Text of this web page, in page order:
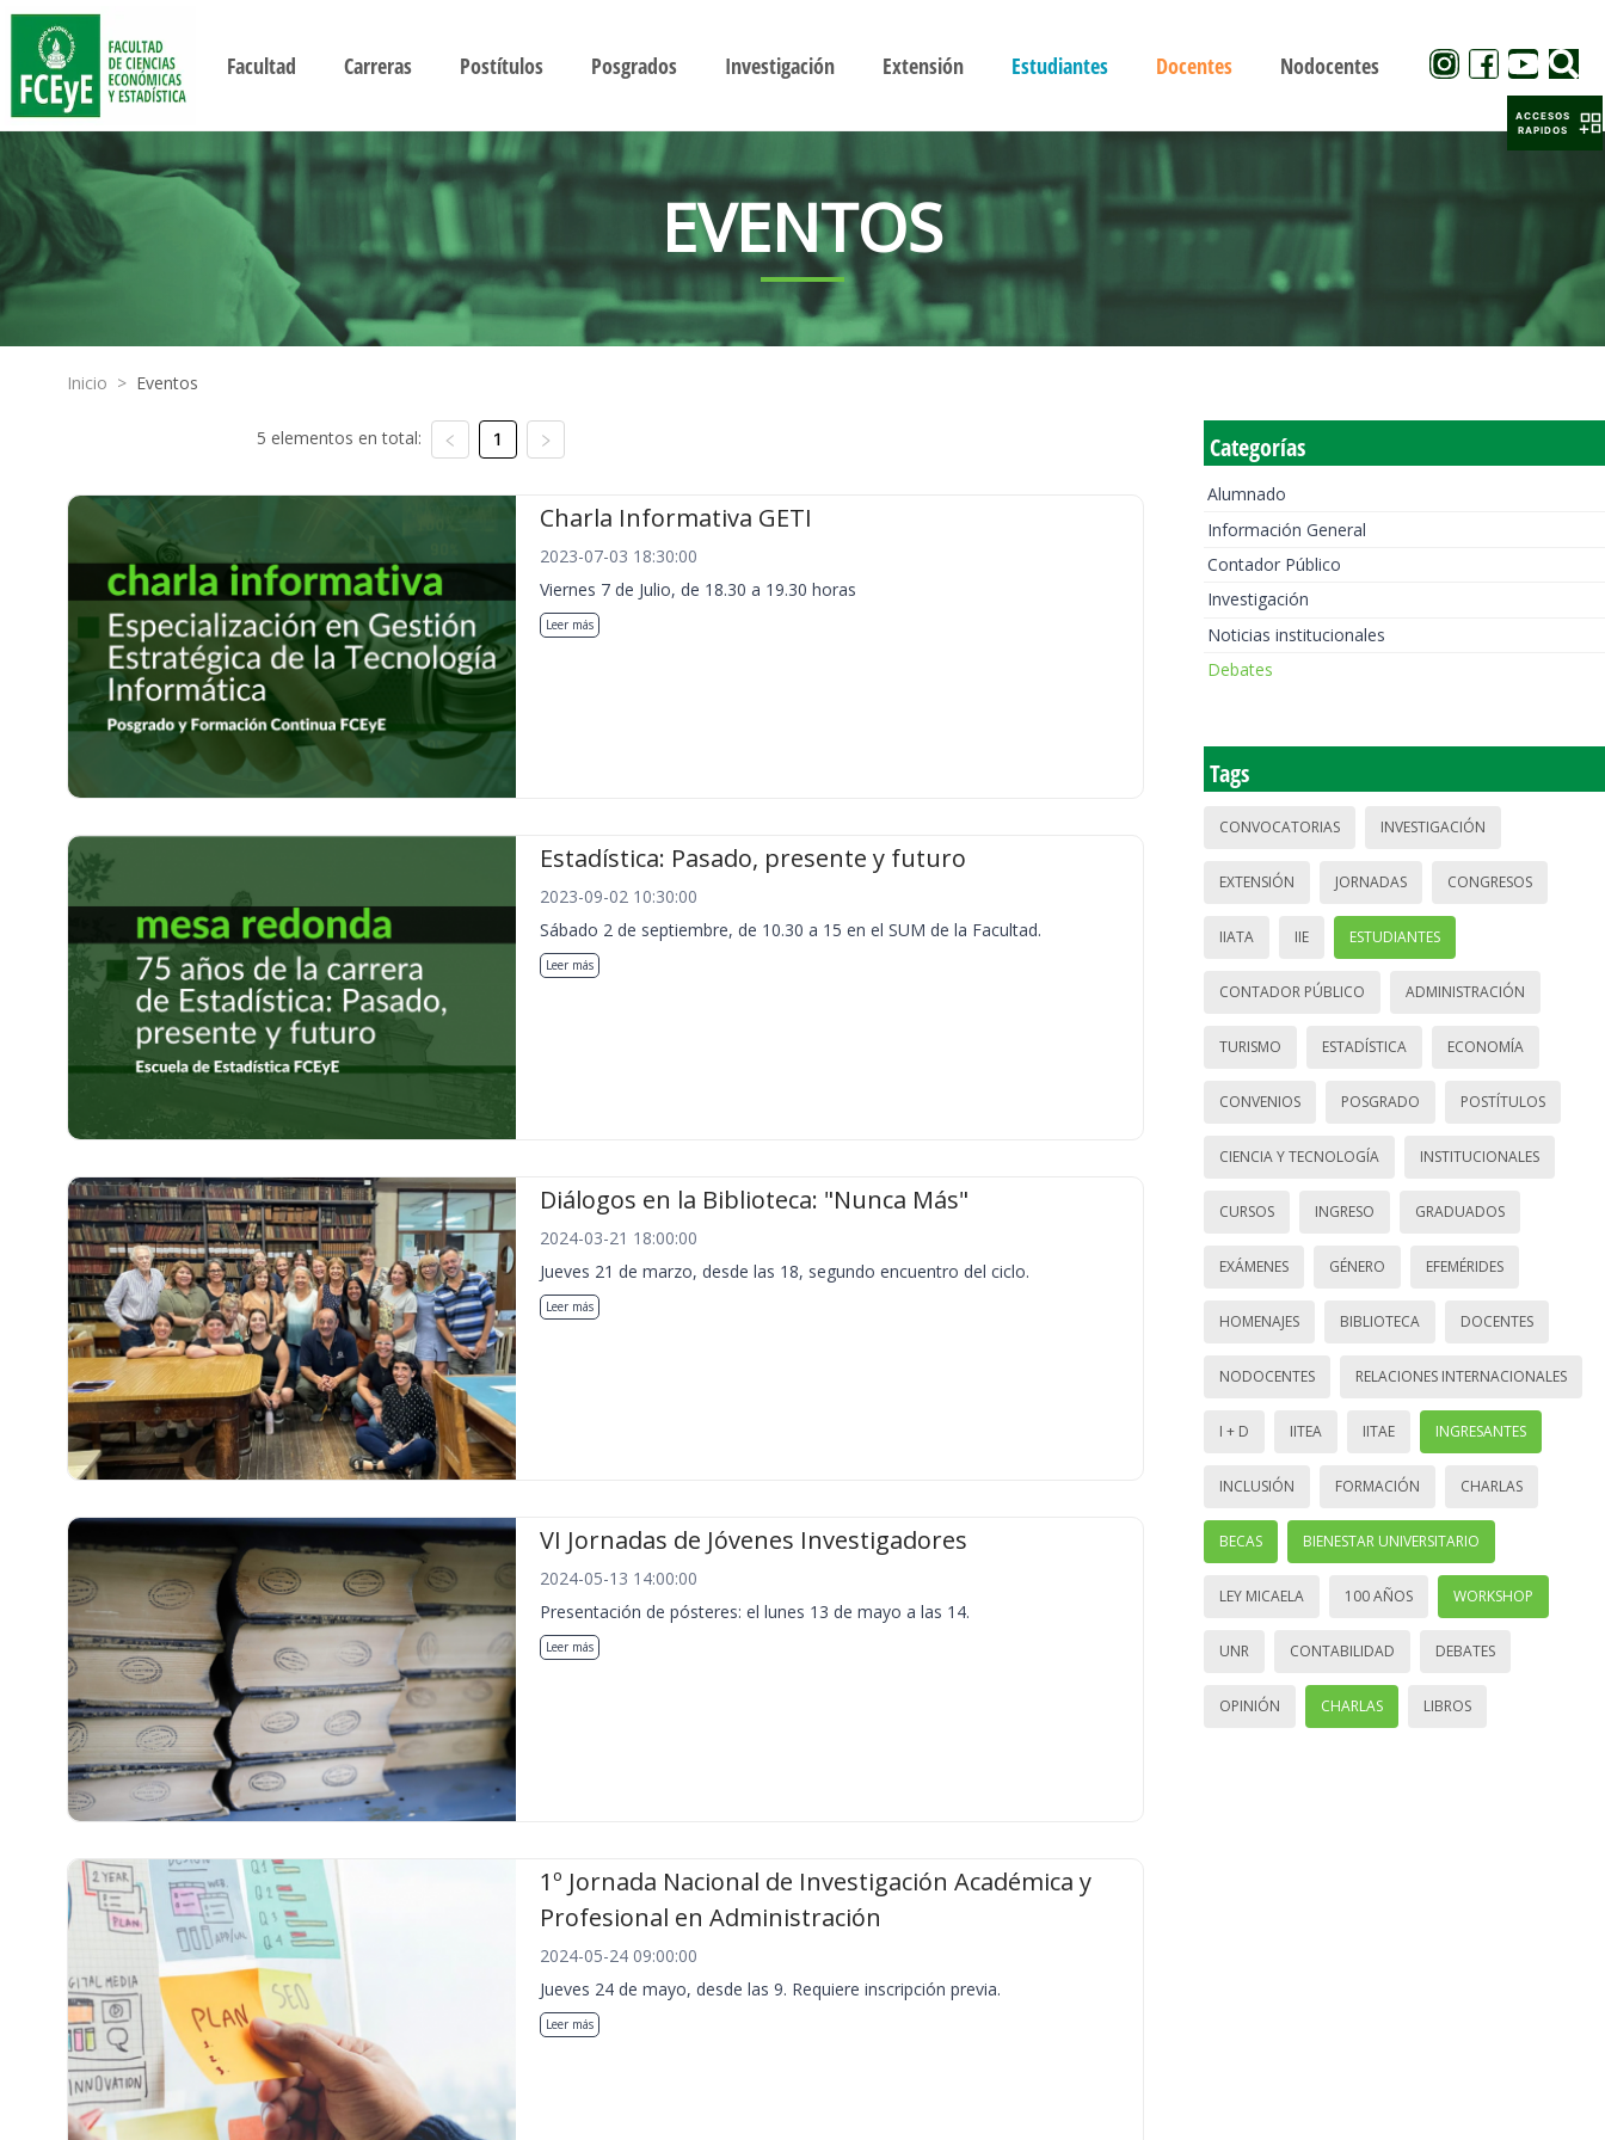
Facultad Carreras Postítulos Posgrados Investigación Extensión Estudiantes Docentes Nodocentes
EVENTOS
Inicio > Eventos
5 elementos en total: 1
Charla Informativa GETI
2023-07-03 18:30:00
Viernes 7 de Julio, de 18.30 a 19.30 horas
Leer más
Estadística: Pasado, presente y futuro
2023-09-02 10:30:00
Sábado 2 de septiembre, de 10.30 a 15 en el SUM de la Facultad.
Leer más
Diálogos en la Biblioteca: "Nunca Más"
2024-03-21 18:00:00
Jueves 21 de marzo, desde las 18, segundo encuentro del ciclo.
Leer más
VI Jornadas de Jóvenes Investigadores
2024-05-13 14:00:00
Presentación de pósteres: el lunes 13 de mayo a las 14.
Leer más
1º Jornada Nacional de Investigación Académica y
Profesional en Administración
2024-05-24 09:00:00
Jueves 24 de mayo, desde las 9. Requiere inscripción previa.
Leer más
Categorías
Alumnado
Información General
Contador Público
Investigación
Noticias institucionales
Debates
Tags
CONVOCATORIAS INVESTIGACIÓN
EXTENSIÓN JORNADAS CONGRESOS
IIATA IIE ESTUDIANTES
CONTADOR PÚBLICO ADMINISTRACIÓN
TURISMO ESTADÍSTICA ECONOMÍA
CONVENIOS POSGRADO POSTÍTULOS
CIENCIA Y TECNOLOGÍA INSTITUCIONALES
CURSOS INGRESO GRADUADOS
EXÁMENES GÉNERO EFEMÉRIDES
HOMENAJES BIBLIOTECA DOCENTES
NODOCENTES RELACIONES INTERNACIONALES
I + D IITEA IITAE INGRESANTES
INCLUSIÓN FORMACIÓN CHARLAS
BECAS BIENESTAR UNIVERSITARIO
LEY MICAELA 100 AÑOS WORKSHOP
UNR CONTABILIDAD DEBATES
OPINIÓN CHARLAS LIBROS
ACCESOS
RAPIDOS